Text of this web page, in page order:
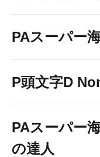
PAスーパー
P頭文字D
PAスーパー
の達人